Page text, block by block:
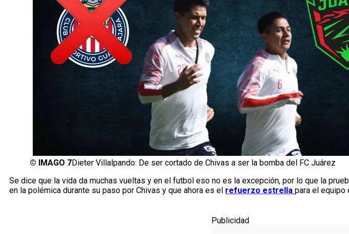
© IMAGO 7Dieter Villalpando: De ser cortado de Chivas a ser la bomba del FC Juárez
Se dice que la vida da muchas vueltas y en el futbol eso no es la excepción, por lo que la
en la polémica durante su paso por Chivas y que ahora es el refuerzo estrella para el equipo
Publicidad